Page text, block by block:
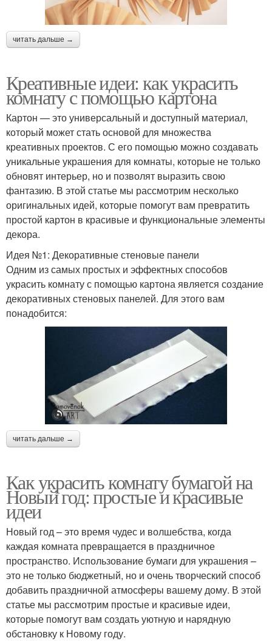
читать дальше →
Креативные идеи: как украсить
комнату с помощью картона
Картон — это универсальный и доступный материал,
который может стать основой для множества
креативных проектов. С его помощью можно создавать
уникальные украшения для комнаты, которые не только
обновят интерьер, но и позволят выразить свою
фантазию. В этой статье мы рассмотрим несколько
оригинальных идей, которые помогут вам превратить
простой картон в красивые и функциональные элементы
декора.
Идея №1: Декоративные стеновые панели
Одним из самых простых и эффектных способов
украсить комнату с помощью картона является создание
декоративных стеновых панелей. Для этого вам
понадобится:
читать дальше →
Как украсить комнату бумагой на
Новый год: простые и красивые
идеи
Новый год – это время чудес и волшебства, когда
каждая комната превращается в праздничное
пространство. Использование бумаги для украшения –
это не только бюджетный, но и очень творческий способ
добавить праздничной атмосферы вашему дому. В этой
статье мы рассмотрим простые и красивые идеи,
которые помогут вам создать уютную и нарядную
обстановку к Новому году.